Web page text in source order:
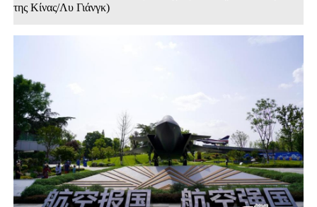
της Κίνας/Λυ Γιάνγκ)